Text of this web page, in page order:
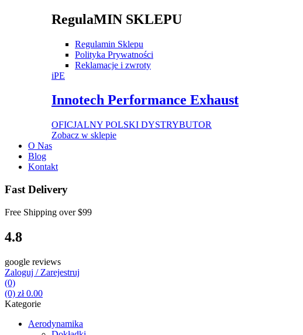
RegulaMIN SKLEPU
Regulamin Sklepu
Polityka Prywatności
Reklamacje i zwroty
iPE
Innotech Performance Exhaust
OFICJALNY POLSKI DYSTRYBUTOR
Zobacz w sklepie
O Nas
Blog
Kontakt
Fast Delivery
Free Shipping over$99
4.8
google reviews
Zaloguj / Zarejestruj
(0)
(0) zł0.00
Kategorie
Aerodynamika